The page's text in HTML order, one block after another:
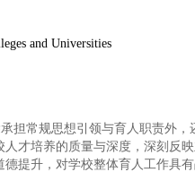
and Universities
担常规思想引领与育人职责外
才培养的质量与深度，深刻反
提升，对学校整体育人工作具